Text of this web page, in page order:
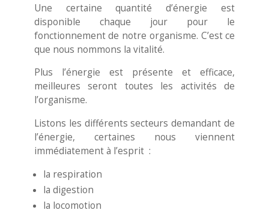
Une certaine quantité d’énergie est
disponible chaque jour pour le
fonctionnement de notre organisme. C’est ce
que nous nommons la vitalité.
Plus l’énergie est présente et efficace,
meilleures seront toutes les activités de
l’organisme.
Listons les différents secteurs demandant de
l’énergie, certaines nous viennent
immédiatement à l’esprit :
la respiration
la digestion
la locomotion